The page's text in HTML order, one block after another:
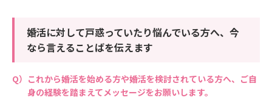
婚活に対して戸惑っていたり悩んでいる方へ、今
なら言えることばを伝えます
これから婚活を始める方や婚活を検討されている方へ、ご自
身の経験を踏まえてメッセージをお願いします。